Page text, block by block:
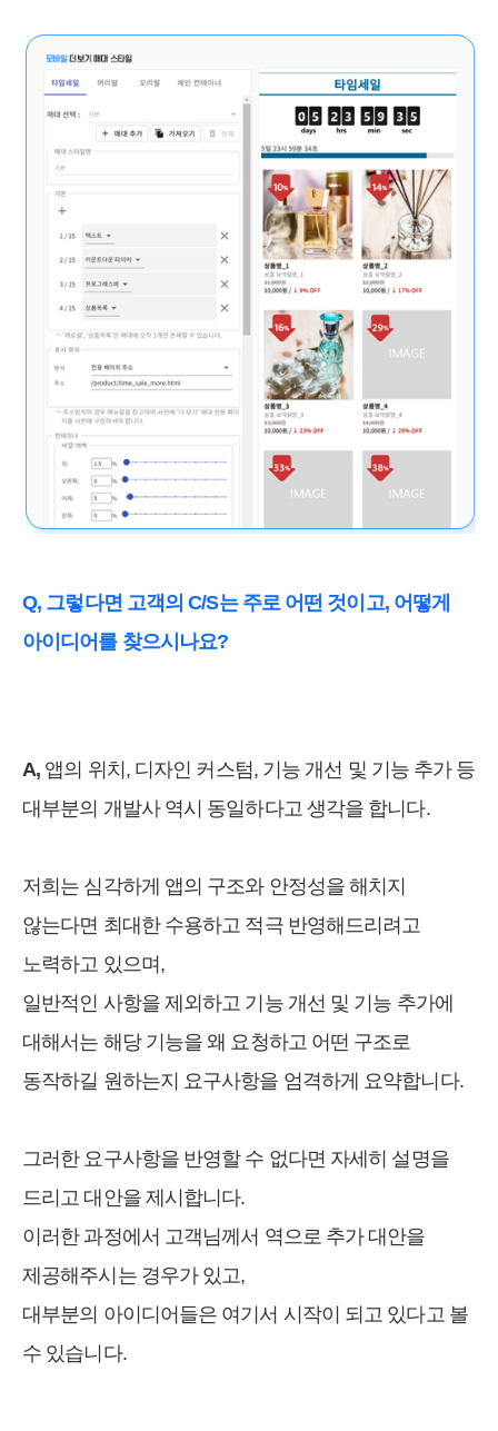
Q, 그렇다면 고객의 C/S는 주로 어떤 것이고, 어떻게
아이디어를 찾으시나요?
A, 앱의 위치, 디자인 커스텀, 기능 개선 및 기능 추가 등
대부분의 개발사 역시 동일하다고 생각을 합니다.
저희는 심각하게 앱의 구조와 안정성을 해치지
않는다면 최대한 수용하고 적극 반영해드리려고
노력하고 있으며,
일반적인 사항을 제외하고 기능 개선 및 기능 추가에
대해서는 해당 기능을 왜 요청하고 어떤 구조로
동작하길 원하는지 요구사항을 엄격하게 요약합니다.
그러한 요구사항을 반영할 수 없다면 자세히 설명을
드리고 대안을 제시합니다.
이러한 과정에서 고객님께서 역으로 추가 대안을
제공해주시는 경우가 있고,
대부분의 아이디어들은 여기서 시작이 되고 있다고 볼
수 있습니다.